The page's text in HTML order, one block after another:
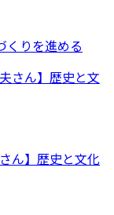
くりを進める
ん】歴史と文化